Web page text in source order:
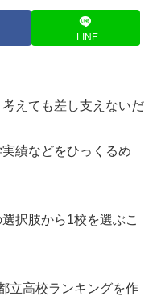
LINE
考えても差し支えないだ
績などをひっくるめ
択肢から1校を選ぶこ
立高校ランキングを作